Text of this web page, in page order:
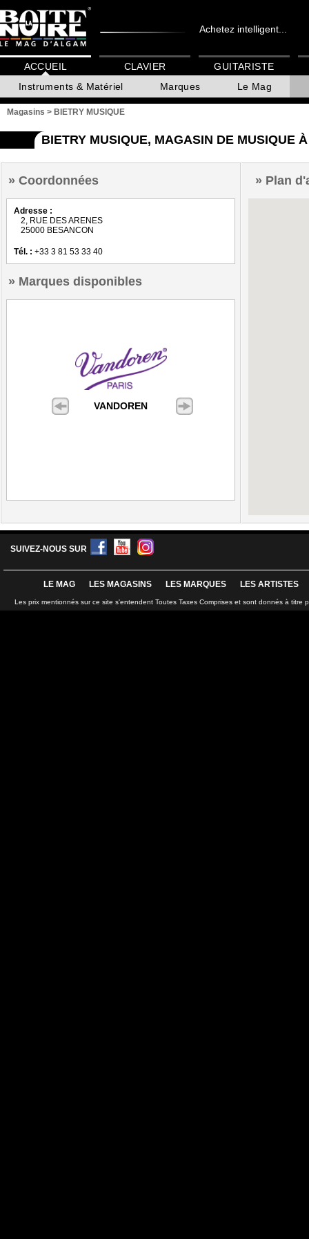
Achetez intelligent...
ACCUEIL
Instruments & Matériel
Marques Le Mag
CLAVIER GUITARISTE
Magasins > BIETRY MUSIQUE
BIETRY MUSIQUE, MAGASIN DE MUSIQUE
Coordonnées
Adresse :
2, RUE DES ARENES
25000 BESANCON
Tél. : +33 3 81 53 33 40
Marques disponibles
VANDOREN
Plan
SUIVEZ-NOUS SUR
LE MAG LES MAGASINS LES MARQUES LES ARTISTES
Les prix mentionnés sur ce site s'entendent Toutes Taxes Comprises et sont donnés à